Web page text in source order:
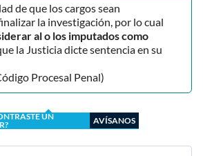
de que los cargos sean
la investigación, por lo cual
al o los imputados como
la Justicia dicte sentencia en su
Procesal Penal)
UN
AVÍSANOS